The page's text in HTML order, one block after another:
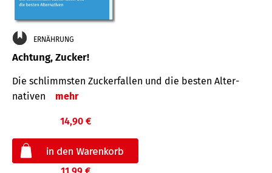
ERNÄHRUNG
Achtung, Zucker!
Die schlimmsten Zucker­fallen und die besten Alter­
nativen
mehr
14,90 €